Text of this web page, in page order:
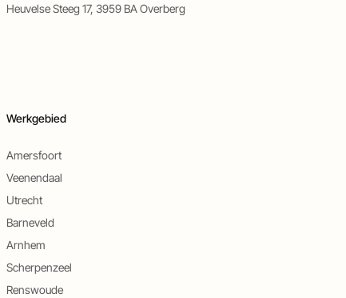
Heuvelse Steeg 17, 3959 BA Overberg
Werkgebied
Amersfoort
Veenendaal
Utrecht
Barneveld
Arnhem
Scherpenzeel
Renswoude